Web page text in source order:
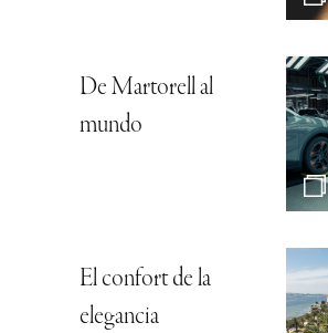
De Martorell al
mundo
El confort de la
elegancia